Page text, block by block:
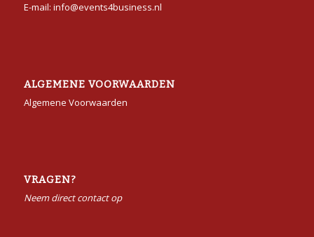
E-mail: info@events4business.nl
ALGEMENE VOORWAARDEN
Algemene Voorwaarden
VRAGEN?
Neem direct contact op